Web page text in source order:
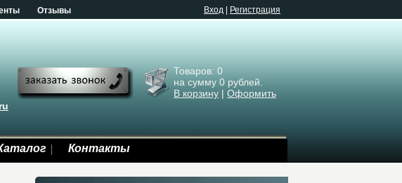
Отзывы Bход Регистрация
Товаров: 0
на сумму 0 рублей.
В корзину | Оформить
Контакты